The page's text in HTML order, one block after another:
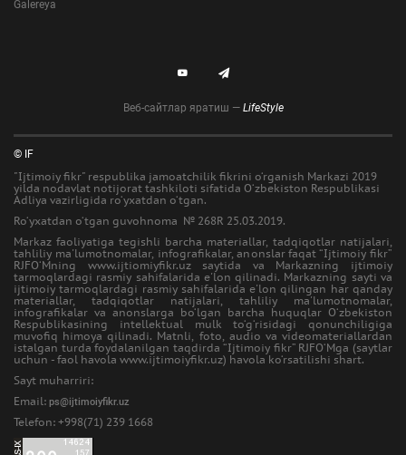
Galereya
Веб-сайтлар яратиш — LifeStyle
© IF
"Ijtimoiy fikr" respublika jamoatchilik fikrini o‘rganish Markazi 2019
yilda nodavlat notijorat tashkiloti sifatida O‘zbekiston Respublikasi
Adliya vazirligida ro‘yxatdan o‘tgan.
Ro‘yxatdan o‘tgan guvohnoma № 268R 25.03.2019.
Markaz faoliyatiga tegishli barcha materiallar, tadqiqotlar natijalari,
tahliliy ma'lumotnomalar, infografikalar, anonslar faqat “Ijtimoiy fikr”
RJFO‘Mning www.ijtiomiyfikr.uz saytida va Markazning ijtimoiy
tarmoqlardagi rasmiy sahifalarida e'lon qilinadi. Markazning sayti va
ijtimoiy tarmoqlardagi rasmiy sahifalarida e'lon qilingan har qanday
materiallar, tadqiqotlar natijalari, tahliliy ma'lumotnomalar,
infografikalar va anonslarga bo‘lgan barcha huquqlar O‘zbekiston
Respublikasining intellektual mulk to‘g‘risidagi qonunchiligiga
muvofiq himoya qilinadi. Matnli, foto, audio va videomateriallardan
istalgan turda foydalanilgan taqdirda “Ijtimoiy fikr” RJFO‘Mga (saytlar
uchun - faol havola www.ijtimoiyfikr.uz) havola ko‘rsatilishi shart.
Sayt muharriri:
Email: ps@ijtimoiyfikr.uz
Telefon: +998(71) 239 1668